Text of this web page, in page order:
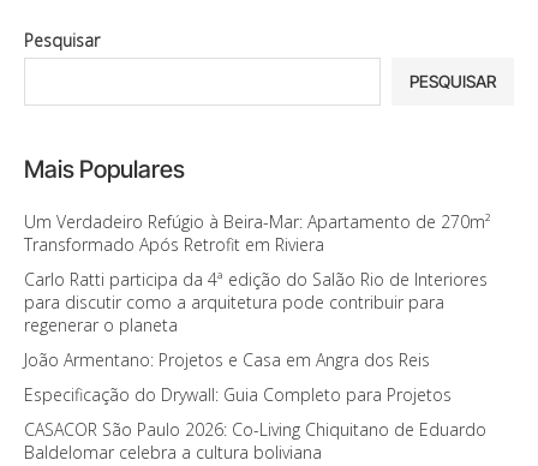
Pesquisar
PESQUISAR
Mais Populares
Um Verdadeiro Refúgio à Beira-Mar: Apartamento de 270m²
Transformado Após Retrofit em Riviera
Carlo Ratti participa da 4ª edição do Salão Rio de Interiores
para discutir como a arquitetura pode contribuir para
regenerar o planeta
João Armentano: Projetos e Casa em Angra dos Reis
Especificação do Drywall: Guia Completo para Projetos
CASACOR São Paulo 2026: Co-Living Chiquitano de Eduardo
Baldelomar celebra a cultura boliviana